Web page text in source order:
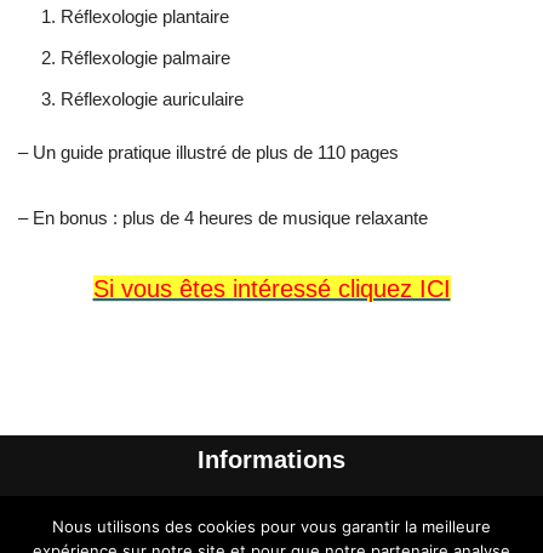
Réflexologie plantaire
Réflexologie palmaire
Réflexologie auriculaire
– Un guide pratique illustré de plus de 110 pages
– En bonus : plus de 4 heures de musique relaxante
Si vous êtes intéressé cliquez ICI
Informations
A propos de l’auteur
Nous utilisons des cookies pour vous garantir la meilleure